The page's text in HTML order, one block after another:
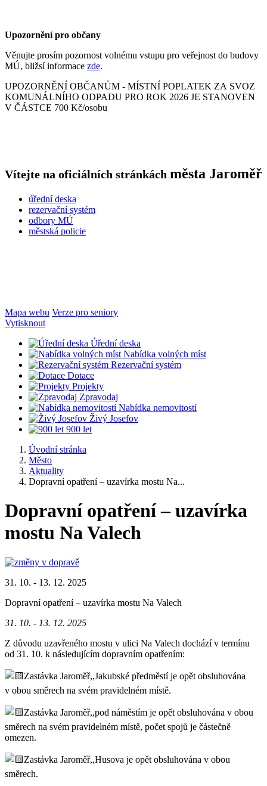
Upozornění pro občany
Věnujte prosím pozornost volnému vstupu pro veřejnost do budovy
MÚ, bližsí informace zde.
UPOZORNĚNÍ OBČANŮM - MÍSTNÍ POPLATEK ZA SVOZ
KOMUNÁLNÍHO ODPADU PRO ROK 2026 JE STANOVEN
V ČÁSTCE 700 Kč/osobu
Vítejte na oficiálních stránkách města Jaroměř
úřední deska
rezervační systém
odbory MÚ
městská policie
Mapa webu Verze pro seniory
Vytisknout
Úřední deska
Nabídka volných míst
Rezervační systém
Dotace
Projekty
Zpravodaj
Nabídka nemovitostí
Živý Josefov
900 let
Úvodní stránka
Město
Aktuality
Dopravní opatření – uzavírka mostu Na...
Dopravní opatření – uzavírka
mostu Na Valech
31. 10. - 13. 12. 2025
Dopravní opatření – uzavírka mostu Na Valech
31. 10. - 13. 12. 2025
Z důvodu uzavřeného mostu v ulici Na Valech dochází v termínu
od 31. 10. k následujícím dopravním opatřením:
Zastávka Jaroměř,,Jakubské předměstí je opět obsluhována
v obou směrech na svém pravidelném místě.
Zastávka Jaroměř,,pod náměstím je opět obsluhována v obou
směrech na svém pravidelném místě, počet spojů je částečně
omezen.
Zastávka Jaroměř,,Husova je opět obsluhována v obou
směrech.